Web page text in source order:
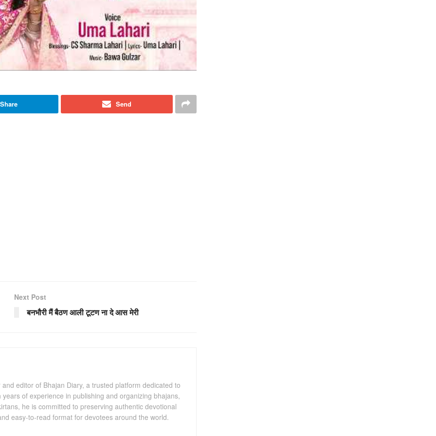
Share Send
Next Post
बनभौरी मैं बैठण आली टूटण ना दे आस मेरी
editor of Bhajan Diary, a trusted platform dedicated to
of experience in publishing and organizing bhajans,
he is committed to preserving authentic devotional
easy-to-read format for devotees around the world.